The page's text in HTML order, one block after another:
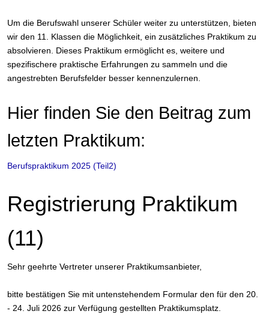
Um die Berufswahl unserer Schüler weiter zu unterstützen, bieten
wir den 11. Klassen die Möglichkeit, ein zusätzliches Praktikum zu
absolvieren. Dieses Praktikum ermöglicht es, weitere und
spezifischere praktische Erfahrungen zu sammeln und die
angestrebten Berufsfelder besser kennenzulernen.
Hier finden Sie den Beitrag zum
letzten Praktikum:
Berufspraktikum 2025 (Teil2)
Registrierung Praktikum
(11)
Sehr geehrte Vertreter unserer Praktikumsanbieter,
bitte bestätigen Sie mit untenstehendem Formular den für den 20.
- 24. Juli 2026 zur Verfügung gestellten Praktikumsplatz.